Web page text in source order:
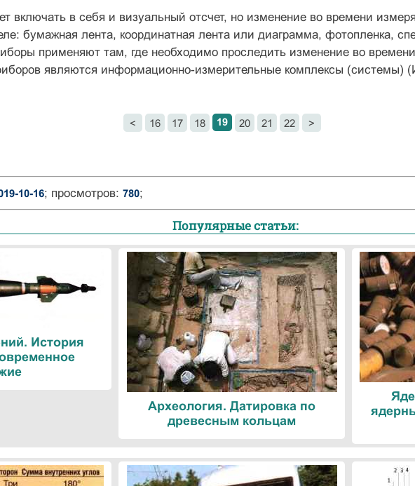
включать в себя и визуальный отсчет, но изменение во времени
бумажная лента, координатная лента или диаграмма, фотопленка,
применяют там, где необходимо проследить изменение во
являются информационно-измерительные комплексы (системы)
< 16 17 18 19 20 21 22 >
10-16; просмотров: 780;
Популярные статьи:
История
Археология. Датировка по
древесным кольцам